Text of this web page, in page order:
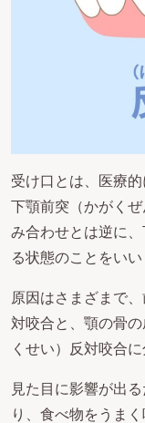
受け口とは、医療
下顎前突（かがく
み合わせとは逆に
る状態のことをいい
原因はさまざまで
対咬合と、顎の骨
くせい）反対咬合に
見た目に影響が出
り、食べ物をうま